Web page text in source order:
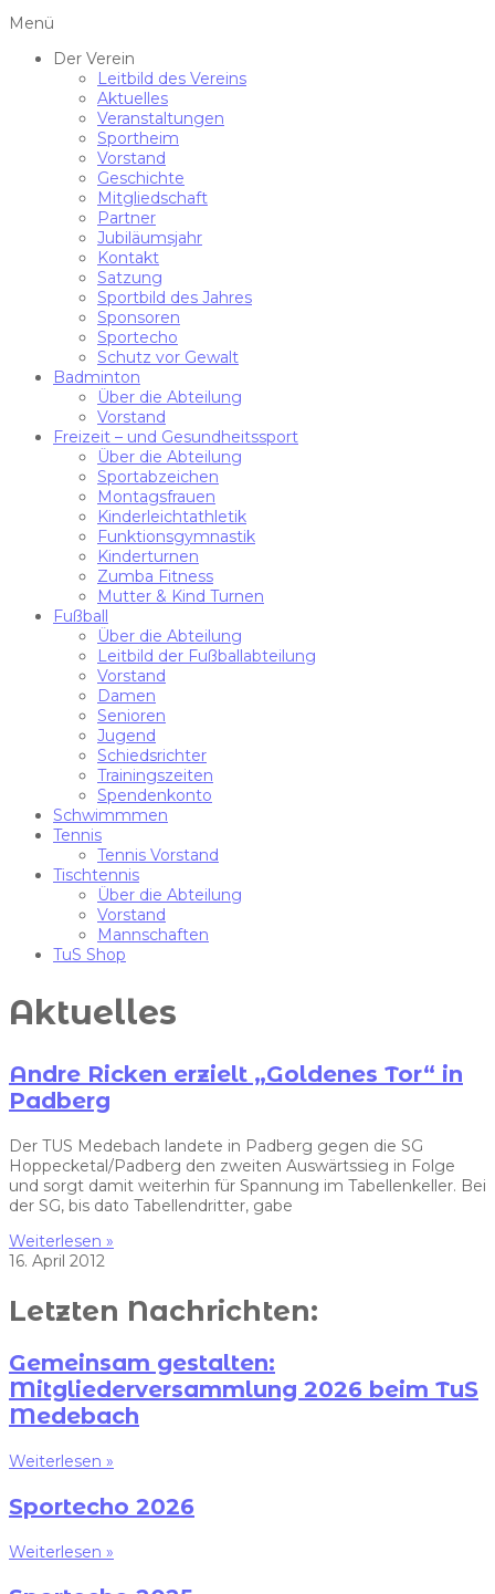
Menü
Der Verein
Leitbild des Vereins
Aktuelles
Veranstaltungen
Sportheim
Vorstand
Geschichte
Mitgliedschaft
Partner
Jubiläumsjahr
Kontakt
Satzung
Sportbild des Jahres
Sponsoren
Sportecho
Schutz vor Gewalt
Badminton
Über die Abteilung
Vorstand
Freizeit – und Gesundheitssport
Über die Abteilung
Sportabzeichen
Montagsfrauen
Kinderleichtathletik
Funktionsgymnastik
Kinderturnen
Zumba Fitness
Mutter & Kind Turnen
Fußball
Über die Abteilung
Leitbild der Fußballabteilung
Vorstand
Damen
Senioren
Jugend
Schiedsrichter
Trainingszeiten
Spendenkonto
Schwimmmen
Tennis
Tennis Vorstand
Tischtennis
Über die Abteilung
Vorstand
Mannschaften
TuS Shop
Aktuelles
Andre Ricken erzielt „Goldenes Tor“ in
Padberg
Der TUS Medebach landete in Padberg gegen die SG
Hoppecketal/Padberg den zweiten Auswärtssieg in Folge
und sorgt damit weiterhin für Spannung im Tabellenkeller. Bei
der SG, bis dato Tabellendritter, gabe
Weiterlesen »
16. April 2012
Letzten Nachrichten:
Gemeinsam gestalten:
Mitgliederversammlung 2026 beim TuS
Medebach
Weiterlesen »
Sportecho 2026
Weiterlesen »